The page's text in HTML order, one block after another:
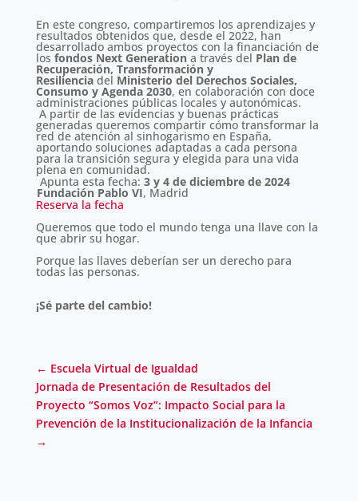
En este congreso, compartiremos los aprendizajes y
resultados obtenidos que, desde el 2022, han
desarrollado ambos proyectos con la financiación de
los fondos Next Generationa través del Plan de
Recuperación, Transformación y
Resilienciadel Ministerio del Derechos Sociales,
Consumo y Agenda 2030, en colaboración con doce
administraciones públicas locales y autonómicas.
A partir de las evidencias y buenas prácticas
generadas queremos compartir cómo transformar la
red de atención al sinhogarismo en España,
aportando soluciones adaptadas a cada persona
para la transición segura y elegida para una vida
plena en comunidad.
Apunta esta fecha: 3 y 4 de diciembre de 2024
Fundación Pablo VI, Madrid
Reserva la fecha
Queremos que todo el mundo tenga una llave con la
que abrir su hogar.
Porque las llaves deberían ser un derecho para
todas las personas.
¡Sé parte del cambio!
← Escuela Virtual de Igualdad
Jornada de Presentación de Resultados del
Proyecto “Somos Voz”: Impacto Social para la
Prevención de la Institucionalización de la Infancia
→